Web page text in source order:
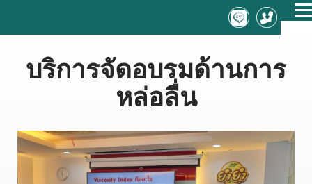
บริการจัดอบรมด้านการ
หล่อลื่น